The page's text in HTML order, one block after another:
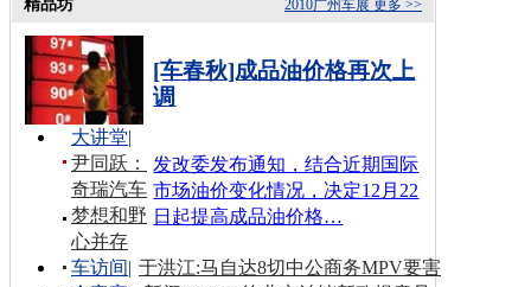
更多 >>
2010广州车展
精品坊
[车春秋]成品油价格再次上
调
发改委发布通知，结合近期国际
市场油价变化情况，决定12月22
日起提高成品油价格…
大讲堂|
尹同跃：
奇瑞汽车
梦想和野
心并存
车访间| 于洪江:马自达8切中公商务MPV要害